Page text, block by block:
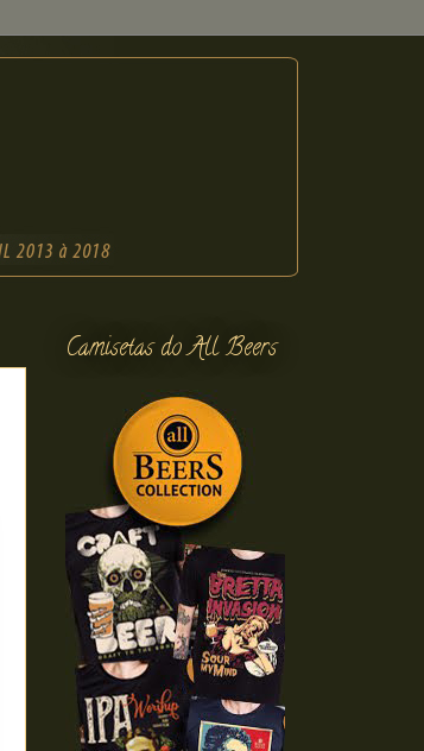
Camisetas do All Beers